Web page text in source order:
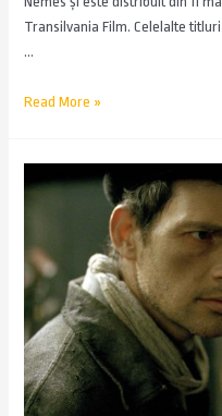
Transilvania Film. Celelalte
…
Read More »